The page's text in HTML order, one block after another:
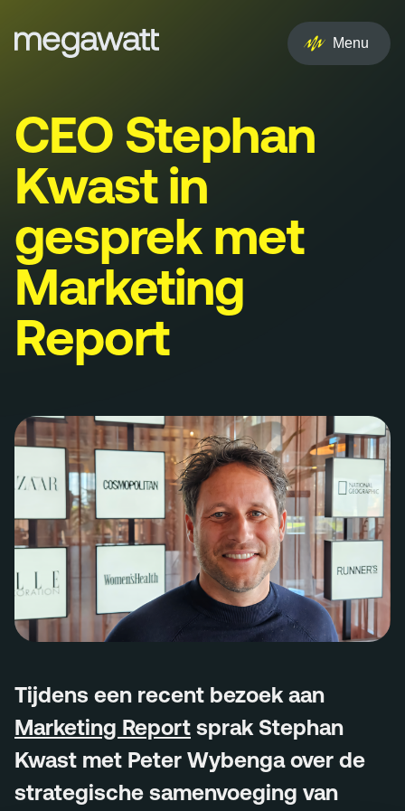
Menu
ENNL
Creative
Social
Experience
Influencer
Brand
Menu
Services
Culture
Insights
Careers
Contact
info@megawatt.agency
CEO Stephan
Kwast in
gesprek met
Marketing
Report
Tijdens een recent bezoek aan
Marketing Report sprak Stephan
Kwast met Peter Wybenga over de
strategische samenvoeging van